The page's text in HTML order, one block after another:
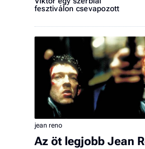
fesztiválon csevapozott
jean reno
Az öt legjobb Jean